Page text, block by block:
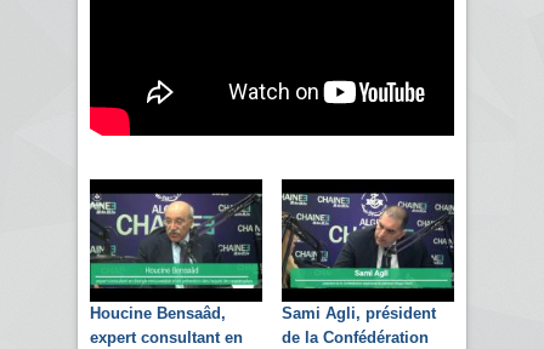
Houcine Bensaâd,
expert consultant en
Sami Agli, président
de la Confédération